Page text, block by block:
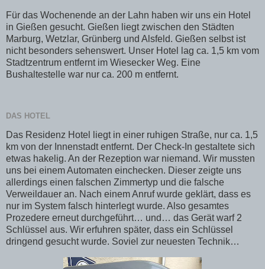
Für das Wochenende an der Lahn haben wir uns ein Hotel
in Gießen gesucht. Gießen liegt zwischen den Städten
Marburg, Wetzlar, Grünberg und Alsfeld. Gießen selbst ist
nicht besonders sehenswert. Unser Hotel lag ca. 1,5 km vom
Stadtzentrum entfernt im Wiesecker Weg. Eine
Bushaltestelle war nur ca. 200 m entfernt.
DAS HOTEL
Das Residenz Hotel liegt in einer ruhigen Straße, nur ca. 1,5
km von der Innenstadt entfernt. Der Check-In gestaltete sich
etwas hakelig. An der Rezeption war niemand. Wir mussten
uns bei einem Automaten einchecken. Dieser zeigte uns
allerdings einen falschen Zimmertyp und die falsche
Verweildauer an. Nach einem Anruf wurde geklärt, dass es
nur im System falsch hinterlegt wurde. Also gesamtes
Prozedere erneut durchgeführt… und… das Gerät warf 2
Schlüssel aus. Wir erfuhren später, dass ein Schlüssel
dringend gesucht wurde. Soviel zur neuesten Technik…